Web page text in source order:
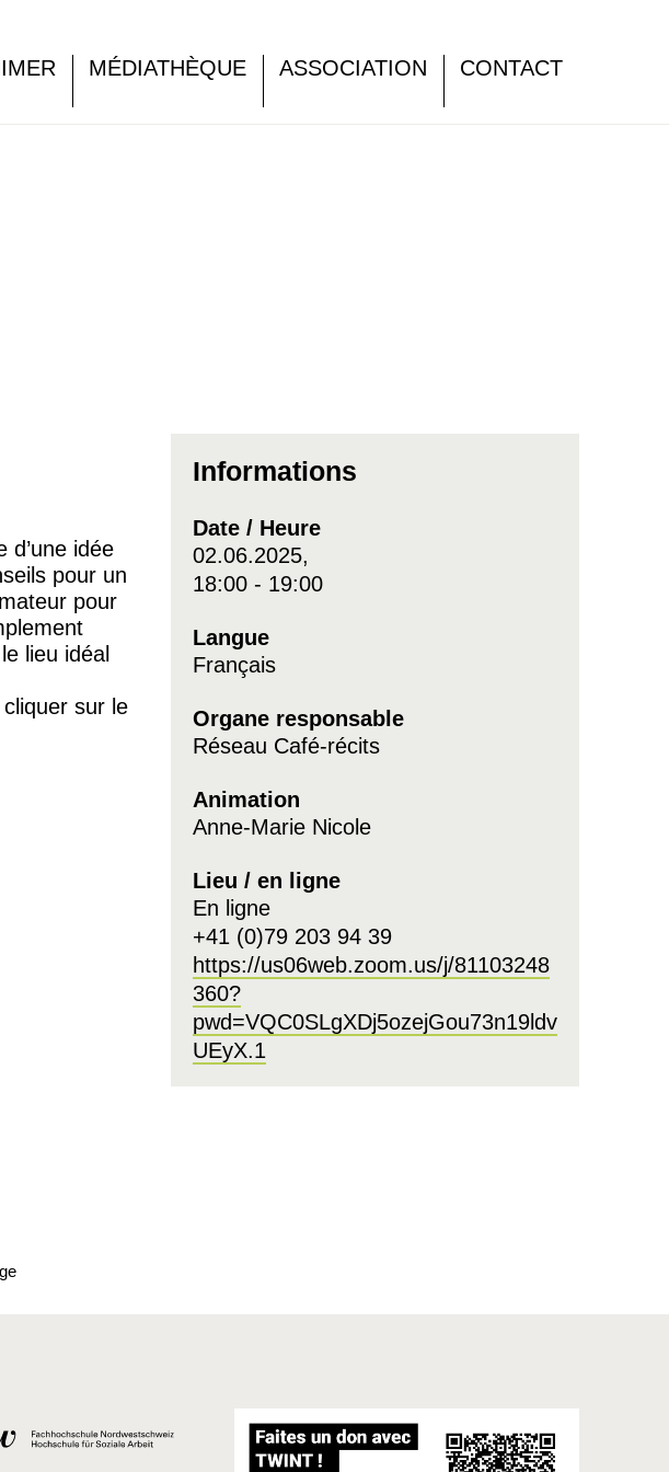
MÉDIATHÈQUE ASSOCIATION CONTACT
d’une idée
pour un
pour
lieu idéal
sur le
Informations
Date / Heure
02.06.2025,
18:00 - 19:00
Langue
Français
Organe responsable
Réseau Café-récits
Animation
Anne-Marie Nicole
Lieu / en ligne
En ligne
+41 (0)79 203 94 39
https://us06web.zoom.us/j/81103248
360?
pwd=VQC0SLgXDj5ozejGou73n19ldv
UEyX.1